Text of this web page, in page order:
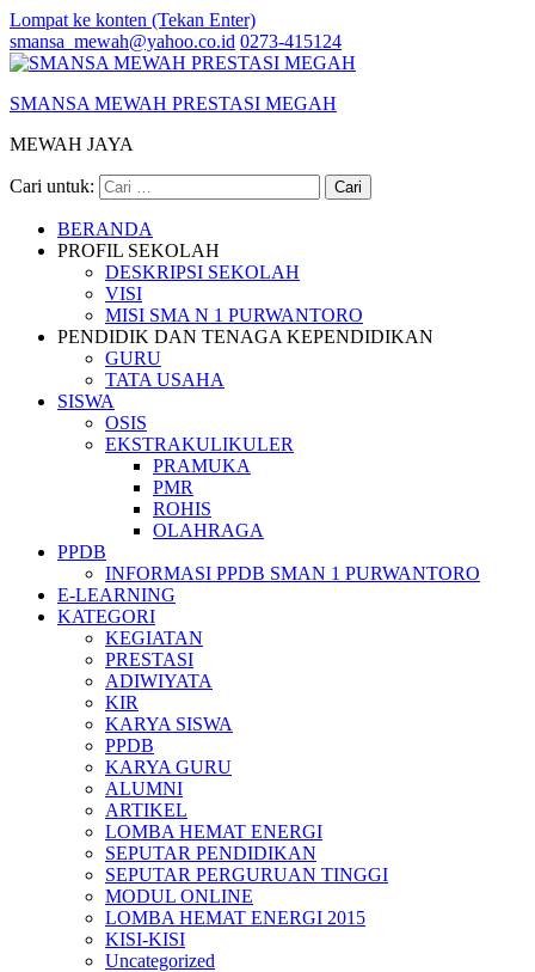
Lompat ke konten (Tekan Enter)
smansa_mewah@yahoo.co.id 0273-415124
SMANSA MEWAH PRESTASI MEGAH
MEWAH JAYA
Cari untuk:
BERANDA
PROFIL SEKOLAH
DESKRIPSI SEKOLAH
VISI
MISI SMA N 1 PURWANTORO
PENDIDIK DAN TENAGA KEPENDIDIKAN
GURU
TATA USAHA
SISWA
OSIS
EKSTRAKULIKULER
PRAMUKA
PMR
ROHIS
OLAHRAGA
PPDB
INFORMASI PPDB SMAN 1 PURWANTORO
E-LEARNING
KATEGORI
KEGIATAN
PRESTASI
ADIWIYATA
KIR
KARYA SISWA
PPDB
KARYA GURU
ALUMNI
ARTIKEL
LOMBA HEMAT ENERGI
SEPUTAR PENDIDIKAN
SEPUTAR PERGURUAN TINGGI
MODUL ONLINE
LOMBA HEMAT ENERGI 2015
KISI-KISI
Uncategorized